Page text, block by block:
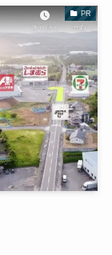
PR